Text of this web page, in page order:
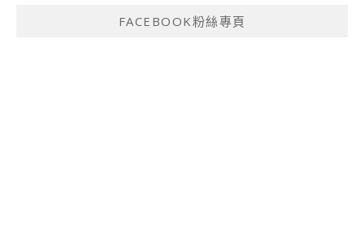
FACEBOOK粉絲專頁